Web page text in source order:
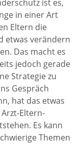
ist es,
in einer Art
Eltern die
etwas verändern
Das macht es
jedoch gerade
Strategie zu
Gespräch
hat das etwas
Eltern-
Es kann
Themen